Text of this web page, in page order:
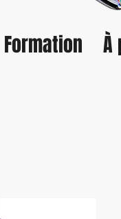
Formation À